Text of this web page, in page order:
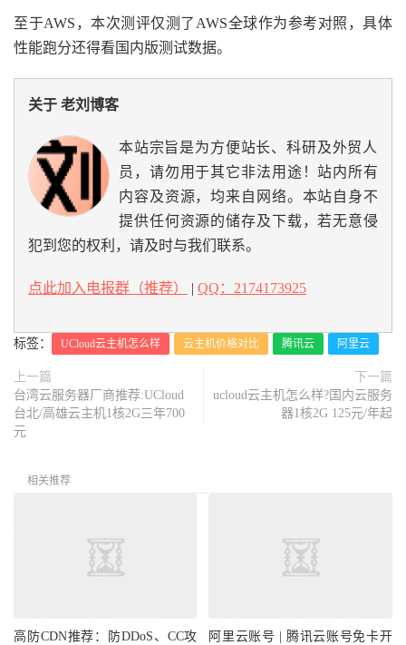
至于AWS，本次测评仅测了AWS全球作为参考对照，具体
性能跑分还得看国内版测试数据。
关于 老刘博客
本站宗旨是为方便站长、科研及外贸人
员，请勿用于其它非法用途！站内所有
内容及资源，均来自网络。本站自身不
提供任何资源的储存及下载，若无意侵
犯到您的权利，请及时与我们联系。
点此加入电报群（推荐） | QQ：2174173925
标签： UCloud云主机怎么样 云主机价格对比 腾讯云 阿里云
上一篇
台湾云服务器厂商推荐:UCloud
台北/高雄云主机1核2G三年700
元
下一篇
ucloud云主机怎么样?国内云服务
器1核2G 125元/年起
相关推荐
高防CDN推荐：防DDoS、CC攻
阿里云账号 | 腾讯云账号免卡开